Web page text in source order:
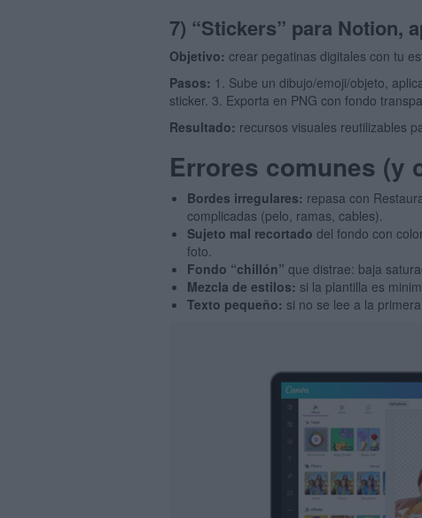
7) “Stickers” para Notion,
Objetivo: crear pegatinas digitales con tu
Pasos: 1. Sube un dibujo/emoji/objeto,
sticker. 3. Exporta en PNG con fondo
Resultado: recursos visuales reutilizables
Errores comunes (y
Bordes irregulares: repasa con
complicadas (pelo, ramas, cables).
Sujeto mal recortado del fondo con
foto.
Fondo “chillón” que distrae: baja
Mezcla de estilos: si la plantilla es
Texto pequeño: si no se lee a la